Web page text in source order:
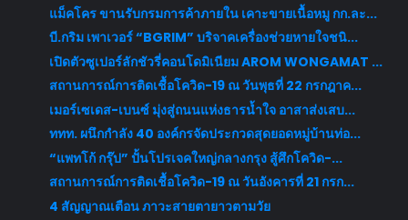
แม็คโคร ขานรับกรมการค้าภายใน เคาะขายเนื้อหมู กก.ละ...
บี.กริม เพาเวอร์ “BGRIM” บริจาคเครื่องช่วยหายใจชนิ...
เปิดตัวซูเปอร์ลักชัวรี่คอนโดมิเนียม AROM WONGAMAT ...
สถานการณ์การติดเชื้อโควิด-19 ณ วันพุธที่ 22 กรกฎาค...
เมอร์เซเดส-เบนซ์ มุ่งสู่ถนนแห่งธารน้ำใจ อาสาส่งเสบ...
ททท. ผนึกกำลัง 40 องค์กรจัดประกวดสุดยอดหมู่บ้านท่อ...
“แพทโก้ กรุ๊ป” ปั้นโปรเจคใหญ่กลางกรุง สู้ศึกโควิด-...
สถานการณ์การติดเชื้อโควิด-19 ณ วันอังคารที่ 21 กรก...
4 สัญญาณเตือน ภาวะสายตายาวตามวัย